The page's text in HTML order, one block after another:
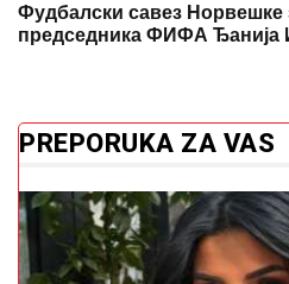
Фудбалски савез Норвешке
председника ФИФА Ђанија
PREPORUKA ZA VAS